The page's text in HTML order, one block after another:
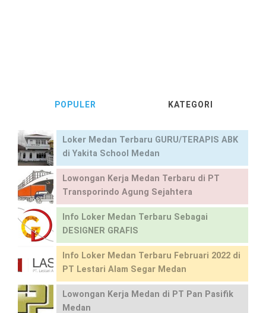
POPULER KATEGORI
Loker Medan Terbaru GURU/TERAPIS ABK
di Yakita School Medan
Lowongan Kerja Medan Terbaru di PT
Transporindo Agung Sejahtera
Info Loker Medan Terbaru Sebagai
DESIGNER GRAFIS
Info Loker Medan Terbaru Februari 2022 di
PT Lestari Alam Segar Medan
Lowongan Kerja Medan di PT Pan Pasifik
Medan